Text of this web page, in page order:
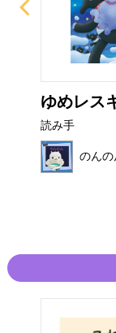
ゆめレス
読み手
のんの